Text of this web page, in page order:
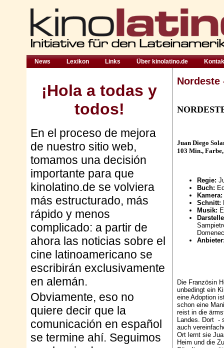
News Lexikon Links Über kinolatino.de
¡Hola a todas y
todos!
En el proceso de mejora
de nuestro sitio web,
tomamos una decisión
importante para que
kinolatino.de se volviera
más estructurado, más
rápido y menos
complicado: a partir de
ahora las noticias sobre el
cine latinoamericano se
escribirán exclusivamente
en alemán.
Obviamente, eso no
quiere decir que la
comunicación en español
se termine ahí. Seguimos
Nordeste
Juan Diego
103 Min.,
Regie:
Buch:
Kamera:
Schnitt:
Musik:
Die Französin
unbedingt ein
eine Adoption
schon eine
reist in die
Landes. Dort -
auch
Ort lernt sie
Heim und die